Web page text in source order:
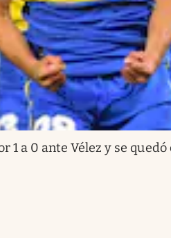
1 a 0 ante Vélez y se